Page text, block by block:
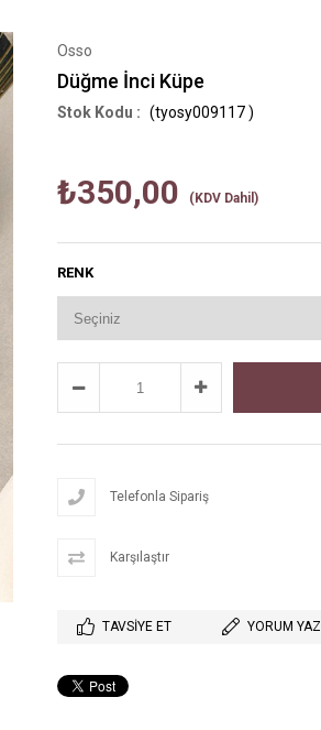
Osso
Düğme İnci Küpe
(tyosy009117 )
₺350,00 (KDV Dahil)
RENK
Telefonla Sipariş
Karşılaştır
TAVSIYE ET YORUM YAZ